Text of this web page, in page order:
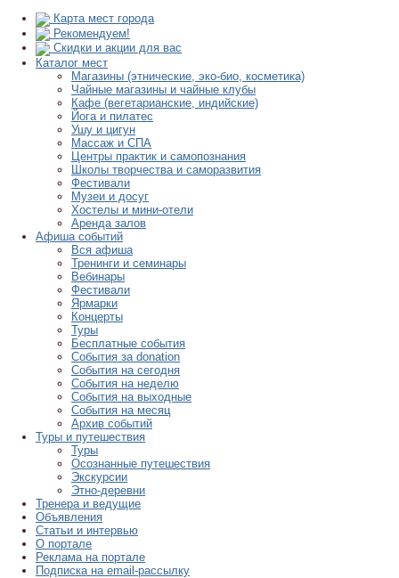
Карта мест города
Рекомендуем!
Скидки и акции для вас
Каталог мест
Магазины (этнические, эко-био, косметика)
Чайные магазины и чайные клубы
Кафе (вегетарианские, индийские)
Йога и пилатес
Ушу и цигун
Массаж и СПА
Центры практик и самопознания
Школы творчества и саморазвития
Фестивали
Музеи и досуг
Хостелы и мини-отели
Аренда залов
Афиша событий
Вся афиша
Тренинги и семинары
Вебинары
Фестивали
Ярмарки
Концерты
Туры
Бесплатные события
События за donation
События на сегодня
События на неделю
События на выходные
События на месяц
Архив событий
Туры и путешествия
Туры
Осознанные путешествия
Экскурсии
Этно-деревни
Тренера и ведущие
Объявления
Статьи и интервью
О портале
Реклама на портале
Подписка на email-рассылку